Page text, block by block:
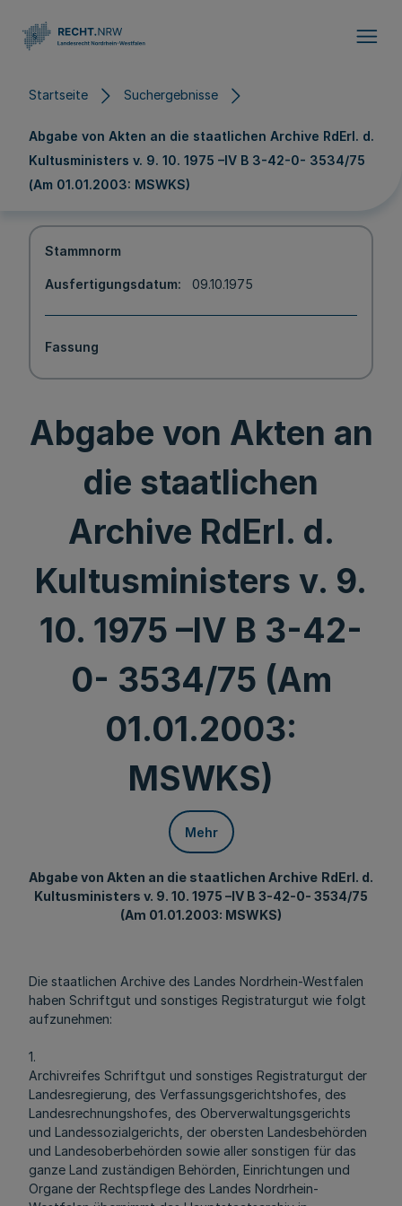
Startseite Suchergebnisse
Abgabe von Akten an die staatlichen Archive RdErl. d.
Kultusministers v. 9. 10. 1975 –IV B 3-42-0- 3534/75
(Am 01.01.2003: MSWKS)
Stammnorm
Ausfertigungsdatum 09.10.1975
Fassung
Abgabe von Akten an
die staatlichen
Archive RdErl. d.
Kultusministers v. 9.
10. 1975 –IV B 3-42-
0- 3534/75 (Am
01.01.2003:
MSWKS)
Mehr
Abgabe von Akten an die staatlichen Archive RdErl. d.
Kultusministers v. 9. 10. 1975 –IV B 3-42-0- 3534/75
(Am 01.01.2003: MSWKS)
Die staatlichen Archive des Landes Nordrhein-Westfalen
haben Schriftgut und sonstiges Registraturgut wie folgt
aufzunehmen:
1.
Archivreifes Schriftgut und sonstiges Registraturgut der
Landesregierung, des Verfassungsgerichtshofes, des
Landesrechnungshofes, des Oberverwaltungsgerichts
und Landessozialgerichts, der obersten Landesbehörden
und Landesoberbehörden sowie aller sonstigen für das
ganze Land zuständigen Behörden, Einrichtungen und
Organe der Rechtspflege des Landes Nordrhein-